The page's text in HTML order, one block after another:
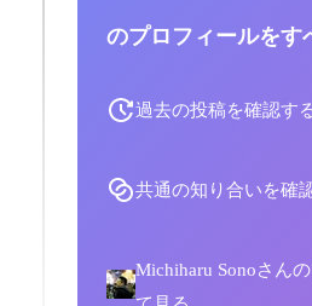
のプロフィールをす
過去の投稿を確認す
共通の知り合いを確
Michiharu Sonoさん